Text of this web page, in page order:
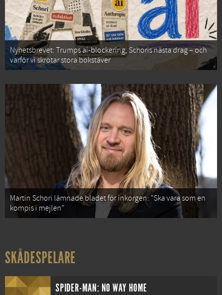
Nyhetsbrevet: Trumps ai-blockering, Schoris nästa drag – och
varför vi skrotar stora bokstäver
Martin Schori lämnade bladet för inkorgen: ”Ska vara som en
kompis i mejlen”
SKÅDESPELARE
SPIDER-MAN: NO WAY HOME